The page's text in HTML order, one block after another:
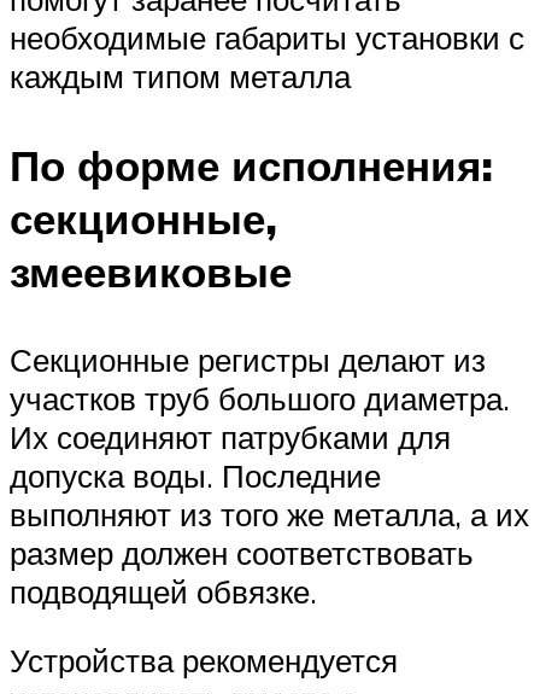
необходимые габариты установки с
каждым типом металла
По форме исполнения:
секционные,
змеевиковые
Секционные регистры делают из
участков труб большого диаметра.
Их соединяют патрубками для
допуска воды. Последние
выполняют из того же металла, а их
размер должен соответствовать
подводящей обвязке.
Устройства рекомендуется